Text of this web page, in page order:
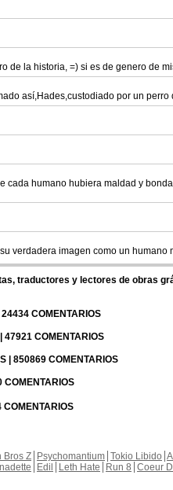
de la historia, =) si es de genero de
así,Hades,custodiado por un
cada humano hubiera maldad y
verdadera imagen como un
traductores y lectores de obras
COMENTARIOS
47921 COMENTARIOS
| 850869 COMENTARIOS
COMENTARIOS
COMENTARIOS
Bros Z Psychomantium Tokio Libido
Edil Leth Hate Run 8 Coeur